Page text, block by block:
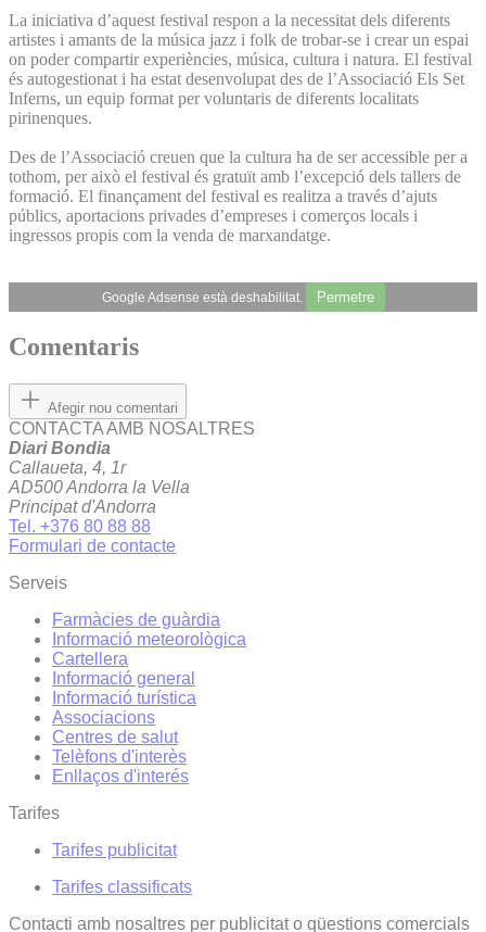
La iniciativa d’aquest festival respon a la necessitat dels diferents
artistes i amants de la música jazz i folk de trobar-se i crear un espai
on poder compartir experiències, música, cultura i natura. El festival
és autogestionat i ha estat desenvolupat des de l’Associació Els Set
Inferns, un equip format per voluntaris de diferents localitats
pirinenques.
Des de l’Associació creuen que la cultura ha de ser accessible per a
tothom, per això el festival és gratuït amb l’excepció dels tallers de
formació. El finançament del festival es realitza a través d’ajuts
públics, aportacions privades d’empreses i comerços locals i
ingressos propis com la venda de marxandatge.
Google Adsense està deshabilitat. Permetre
Comentaris
Afegir nou comentari
CONTACTA AMB NOSALTRES
Diari Bondia
Callaueta, 4, 1r
AD500 Andorra la Vella
Principat d'Andorra
Tel. +376 80 88 88
Formulari de contacte
Serveis
Farmàcies de guàrdia
Informació meteorològica
Cartellera
Informació general
Informació turística
Associacions
Centres de salut
Telèfons d'interès
Enllaços d'interés
Tarifes
Tarifes publicitat
Tarifes classificats
Contacti amb nosaltres per publicitat o qüestions comercials